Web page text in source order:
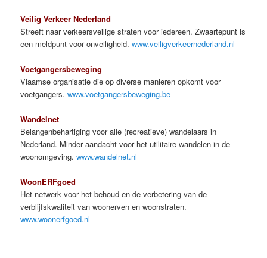
Veilig Verkeer Nederland
Streeft naar verkeersveilige straten voor iedereen. Zwaartepunt is
een meldpunt voor onveiligheid.www.veiligverkeernederland.nl
Voetgangersbeweging
Vlaamse organisatie die op diverse manieren opkomt voor
voetgangers.www.voetgangersbeweging.be
Wandelnet
Belangenbehartiging voor alle (recreatieve) wandelaars in
Nederland. Minder aandacht voor het utilitaire wandelen in de
woonomgeving.www.wandelnet.nl
WoonERFgoed
Het netwerk voor het behoud en de verbetering van de
verblijfskwaliteit van woonerven en woonstraten.
www.woonerfgoed.nl